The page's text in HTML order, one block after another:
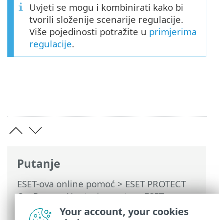
Putanje
ESET-ova online pomoć > ESET PROTECT
On-Prem>Upotreba sustava ESET
PROTECT On-Prem>ESET PROTECT On-
Uvjeti se mogu i kombinirati kako bi
tvorili složenije scenarije regulacije.
Više pojedinosti potražite u primjerima
regulacije.
Your account, your cookies